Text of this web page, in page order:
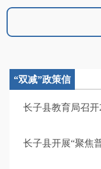
“双减”政策信
长子县教育局召
长子县开展“聚焦